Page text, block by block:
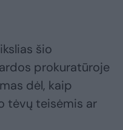
šio
prokuratūroje
dėl, kaip
tėvų teisėmis ar